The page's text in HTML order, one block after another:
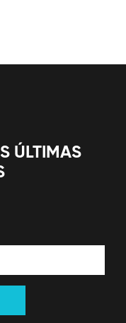
ÚLTIMAS